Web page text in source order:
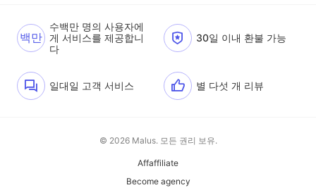
백만
수백만 명의 사용자에
게 서비스를 제공합니
다
30일 이내 환불 가능
일대일 고객 서비스 별 다섯 개 리뷰
© 2026 Malus. 모든 권리 보유.
Affaffiliate
Become agency